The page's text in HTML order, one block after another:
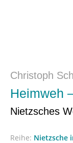
Christoph
Heimweh
Nietzsches
Reihe: Nietzsche